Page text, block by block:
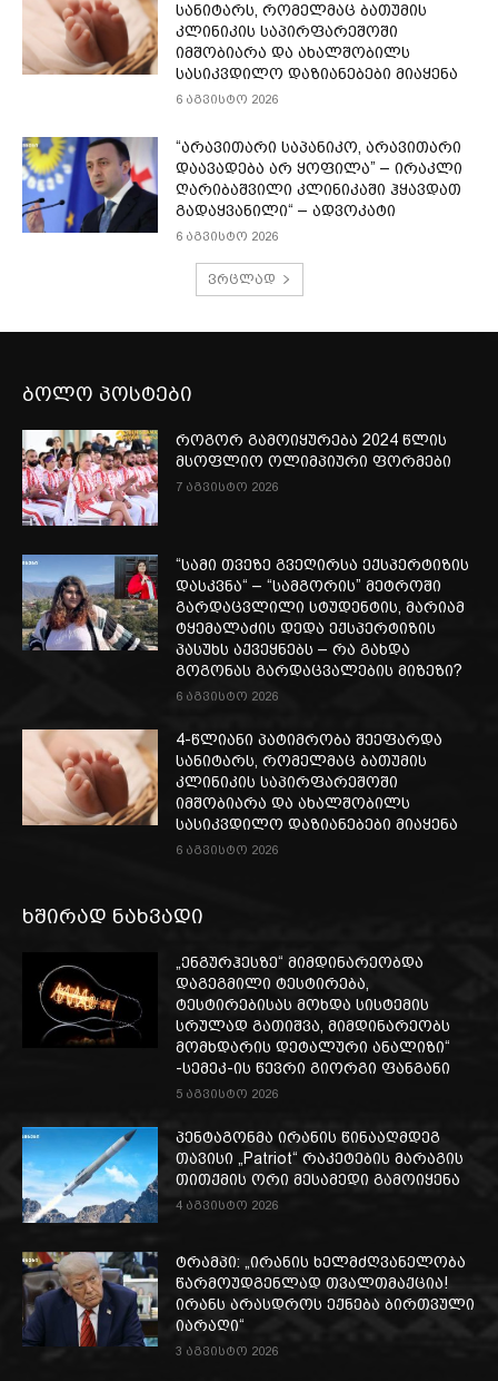
სანიტარს, რომელმაც ბათუმის
კლინიკის საპირფარეშოში
იმშობიარა და ახალშობილს
სასიკვდილო დაზიანებები მიაყენა
6 აგვისტო 2026
“არავითარი საპანიკო, არავითარი
დაავადება არ ყოფილა” – ირაკლი
ღარიბაშვილი კლინიკაში ჰყავდათ
გადაყვანილი“ – ადვოკატი
6 აგვისტო 2026
ვრცლად
ბოლო პოსტები
როგორ გამოიყურება 2024 წლის
მსოფლიო ოლიმპიური ფორმები
7 აგვისტო 2026
“სამი თვე­ზე გვე­ღირ­სა ექ­სპერ­ტი­ზის
დას­კვნა“ – “სამგორის” მეტროში
გარდაცვლილი სტუდენტის, მარიამ
ტყემალაძის დედა ექსპერტიზის
პასუხს აქვეყნებს – რა გახდა
გოგონას გარდაცვალების მიზეზი?
6 აგვისტო 2026
4-წლიანი პატიმრობა შეეფარდა
სანიტარს, რომელმაც ბათუმის
კლინიკის საპირფარეშოში
იმშობიარა და ახალშობილს
სასიკვდილო დაზიანებები მიაყენა
6 აგვისტო 2026
ხშირად ნახვადი
„ენგურჰესზე“ მიმდინარეობდა
დაგეგმილი ტესტირება,
ტესტირებისას მოხდა სისტემის
სრულად გათიშვა, მიმდინარეობს
მომხდარის დეტალური ანალიზი“
-სემეკ-ის წევრი გიორგი ფანგანი
5 აგვისტო 2026
პენტაგონმა ირანის წინააღმდეგ
თავისი „Patriot“ რაკეტების მარაგის
თითქმის ორი მესამედი გამოიყენა
4 აგვისტო 2026
ტრამპი: „ირანის ხელმძღვანელობა
წარმოუდგენლად თვალთმაქცია!
ირანს არასდროს ექნება ბირთვული
იარაღი“
3 აგვისტო 2026